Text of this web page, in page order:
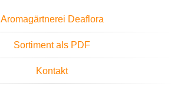
Aromagärtnerei Deaflora
Sortiment als PDF
Kontakt